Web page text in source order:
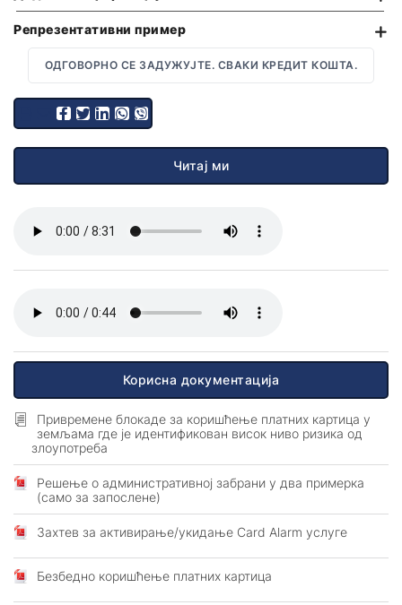
КАМАТНЕ СТОПЕ
ОПШТИ УСЛОВИ ПОСЛОВАЊА
Репрезентативни пример
ОДГОВОРНО СЕ ЗАДУЖУЈТЕ. СВАКИ КРЕДИТ КОШТА.
Читај ми
Корисна документација
Привремене блокаде за коришћење платних картица у
земљама где је идентификован висок ниво ризика од
злоупотреба
Решење о административној забрани у два примерка
(само за запослене)
Захтев за активирање/укидање Card Alarm услуге
Безбедно коришћење платних картица